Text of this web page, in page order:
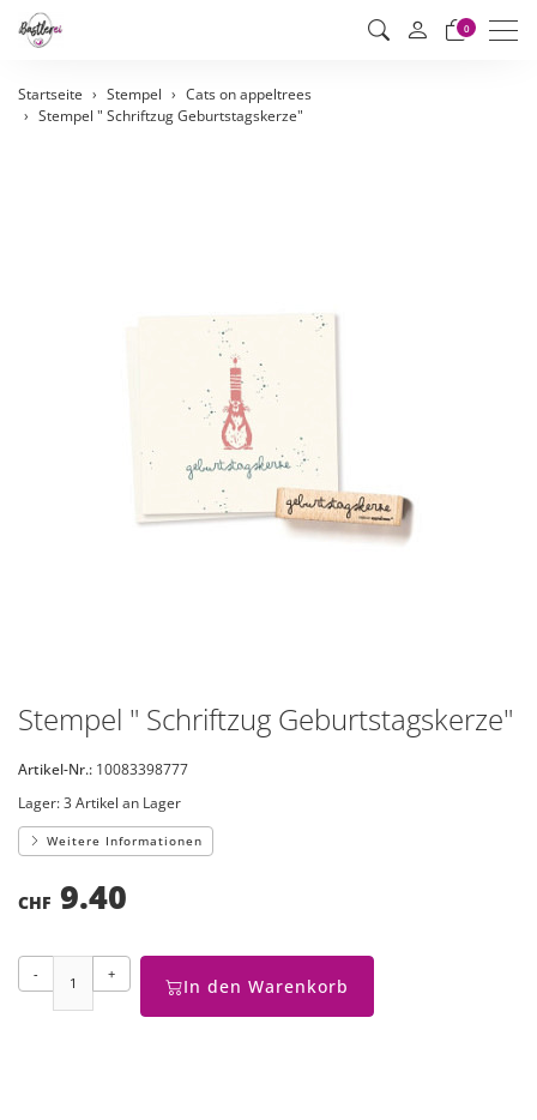
0
Startseite Stempel
Cats on appeltrees
Stempel " Schriftzug Geburtstagskerze"
Stempel " Schriftzug Geburtstagskerze"
Artikel-Nr.: 10083398777
Lager:3 Artikel an Lager
Weitere Informationen
CHF 9.40
- +
In den Warenkorb